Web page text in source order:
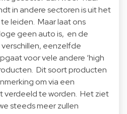
in andere sectoren is uit het
leiden. Maar laat ons
geen auto is, en de
eenzelfde
voor vele andere ‘high
Dit soort producten
om via een
verdeeld te worden. Het ziet
steeds meer zullen